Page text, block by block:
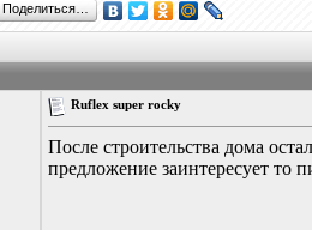
Поделиться…
Ruflex super rocky
После строительства дома
предложение заинтересует то